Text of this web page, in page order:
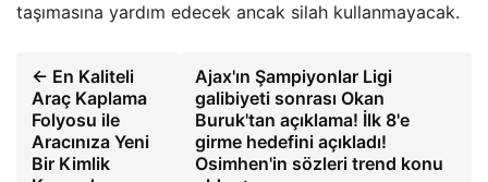
taşımasına yardım edecek ancak silah kullanmayacak.
← En Kaliteli
Araç Kaplama
Folyosu ile
Aracınıza Yeni
Bir Kimlik
Ajax'ın Şampiyonlar Ligi
galibiyeti sonrası Okan
Buruk'tan açıklama! İlk 8'e
girme hedefini açıkladı!
Osimhen'in sözleri trend konu